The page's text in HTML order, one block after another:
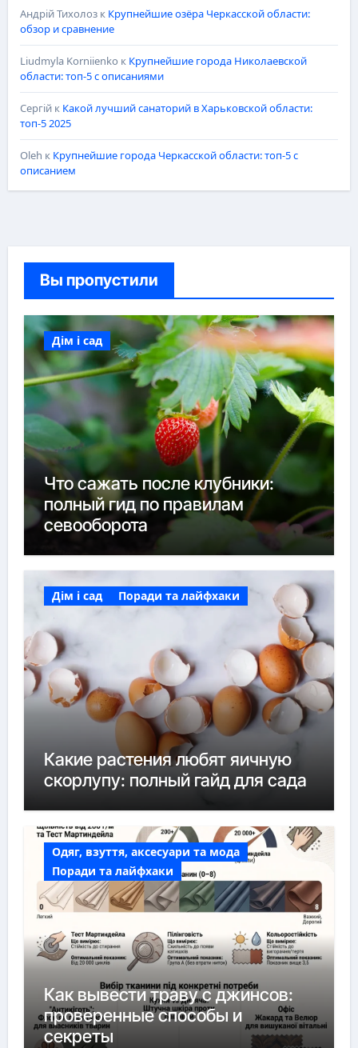
Андрій Тихолозк Крупнейшие озёра Черкасской области:
обзор и сравнение
Liudmyla Korniienko к Крупнейшие города Николаевской
области: топ-5 с описаниями
Сергійк Какой лучший санаторий в Харьковской области:
топ-5 2025
Oleh к Крупнейшие города Черкасской области: топ-5 с
описанием
Вы пропустили
Дім і сад
Что сажать после клубники:
полный гид по правилам
севооборота
Дім і сад Поради та лайфхаки
Какие растения любят яичную
скорлупу: полный гайд для сада
Одяг, взуття, аксесуари та мода
Поради та лайфхаки
Как вывести траву с джинсов:
проверенные способы и
секреты